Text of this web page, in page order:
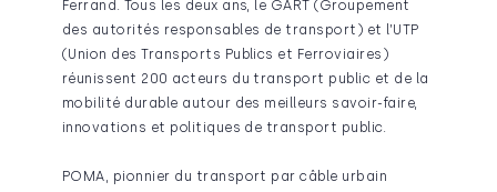
Ferrand. Tous les deux ans, le GART ( Groupement
des autorités responsables de transport) et l’UTP
(Union des Transports Publics et Ferroviaires)
réunissent 200 acteurs du transport public et de la
mobilité durable autour des meilleurs savoir-faire,
innovations et politiques de transport public.
POMA, pionnier du transport par câble urbain